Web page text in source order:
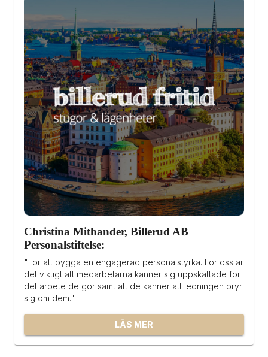
Christina Mithander, Billerud AB
Personalstiftelse:
"För att bygga en engagerad personalstyrka. För oss är
det viktigt att medarbetarna känner sig uppskattade för
det arbete de gör samt att de känner att ledningen bryr
sig om dem."
LÄS MER